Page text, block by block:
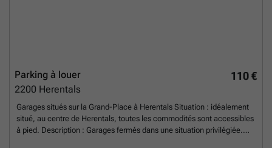
110 €
Parking à louer
2200 Herentals
Garages situés sur la Grand-Place à Herentals Situation : idéalement
situé, au centre de Herentals, toutes les commodités sont accessibles
à pied. Description : Garages fermés dans une situation privilégiée.